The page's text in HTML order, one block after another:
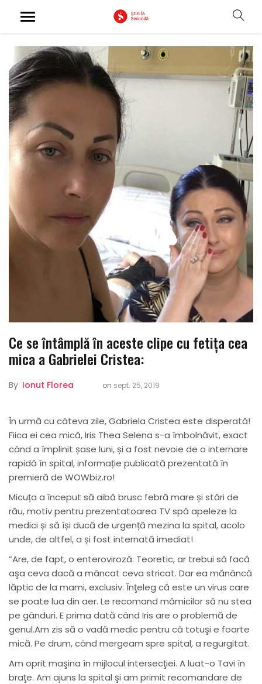
Ce se întâmplă în aceste clipe cu fetița cea
mica a Gabrielei Cristea:
By Ionut Florea on sept. 25, 2019
În urmă cu câteva zile, Gabriela Cristea este disperată!
Fiica ei cea mică, Iris Thea Selena s-a îmbolnăvit, exact
când a împlinit șase luni, și a fost nevoie de o internare
rapidă în spital, informație publicată prezentată în
premieră de WOWbiz.ro!
Micuța a început să aibă brusc febră mare și stări de
rău, motiv pentru prezentatoarea TV spă apeleze la
medici și să își ducă de urgență mezina la spital, acolo
unde, de altfel, a și fost internată imediat!
”Are, de fapt, o enteroviroză. Teoretic, ar trebui să facă
aşa ceva dacă a mâncat ceva stricat. Dar ea mănâncă
lăptic de la mami, exclusiv. Înţeleg că este un virus care
se poate lua din aer. Le recomand mămicilor să nu stea
pe gânduri. E prima dată când Iris are o problemă de
genul.Am zis să o vadă medic pentru că totuşi e foarte
mică. Pe drum, când mergeam spre spital, a regurgitat.
Am oprit maşina în mijlocul intersecţiei. A luat-o Tavi în
braţe. Am ajuns la spital şi am primit recomandare de